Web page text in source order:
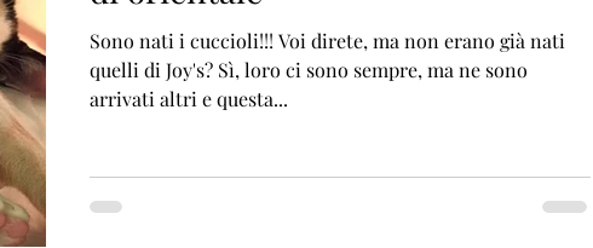
Sono nati i cuccioli!!! Voi direte, ma non erano già nati
quelli di Joy's? Sì, loro ci sono sempre, ma ne sono
arrivati altri e questa...